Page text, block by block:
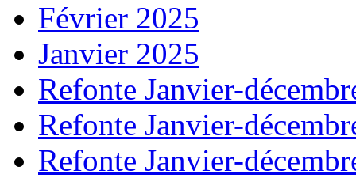
Février 2025
Janvier 2025
Refonte Janvier-
Refonte Janvier-
Refonte Janvier-